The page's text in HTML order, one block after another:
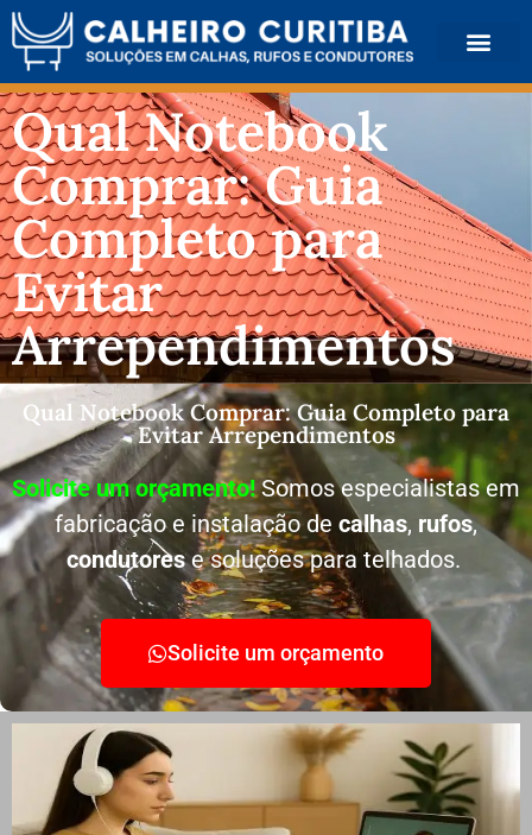
Qual Notebook
Comprar: Guia
Completo para
Evitar
Arrependimentos
Qual Notebook Comprar: Guia Completo para
Evitar Arrependimentos
Solicite um orçamento!Somos especialistas em
fabricação e instalação de calhas, rufos,
condutorese soluções para telhados.
Solicite um orçamento